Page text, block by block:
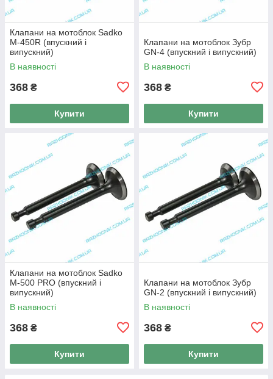
Клапани на мотоблок Sadko
M-450R (впускний і
випускний)
В наявності
368 ₴
Купити
Клапани на мотоблок Зубр
GN-4 (впускний і випускний)
В наявності
368 ₴
Купити
Клапани на мотоблок Sadko
M-500 PRO (впускний і
випускний)
В наявності
368 ₴
Купити
Клапани на мотоблок Зубр
GN-2 (впускний і випускний)
В наявності
368 ₴
Купити